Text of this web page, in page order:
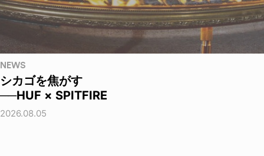
NEWS
シカゴを焦がす
──HUF × SPITFIRE
2026.08.05